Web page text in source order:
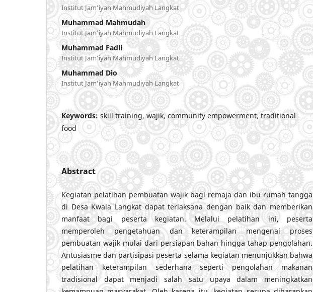
Institut Jam’iyah Mahmudiyah Langkat
Muhammad Mahmudah
Institut Jam'iyah Mahmudiyah Langkat
Muhammad Fadli
Institut Jam’iyah Mahmudiyah Langkat
Muhammad Dio
Institut Jam’iyah Mahmudiyah Langkat
Keywords: skill training, wajik, community empowerment, traditional
food
Abstract
Kegiatan pelatihan pembuatan wajik bagi remaja dan ibu rumah tangga
di Desa Kwala Langkat dapat terlaksana dengan baik dan memberikan
manfaat bagi peserta kegiatan. Melalui pelatihan ini, peserta
memperoleh pengetahuan dan keterampilan mengenai proses
pembuatan wajik mulai dari persiapan bahan hingga tahap pengolahan.
Antusiasme dan partisipasi peserta selama kegiatan menunjukkan bahwa
pelatihan keterampilan sederhana seperti pengolahan makanan
tradisional dapat menjadi salah satu upaya dalam meningkatkan